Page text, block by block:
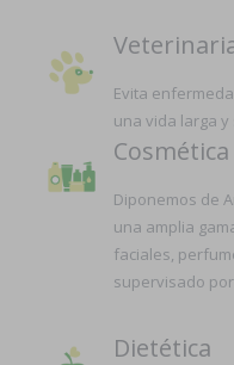
Evita
una vida larga
Cosmética
Diponemos de
una amplia
faciales,
supervisado
Dietética